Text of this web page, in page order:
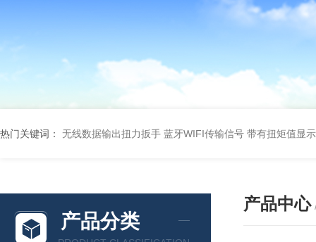
热门关键词： 无线数据输出扭力扳手 蓝牙WIFI传输信号 带有扭矩值显
产品分类
产品中心